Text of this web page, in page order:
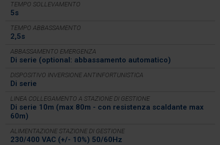
TEMPO SOLLEVAMENTO
5s
TEMPO ABBASSAMENTO
2,5s
ABBASSAMENTO EMERGENZA
Di serie (optional: abbassamento automatico)
DISPOSITIVO INVERSIONE ANTINFORTUNISTICA
Di serie
LINEA COLLEGAMENTO A STAZIONE DI GESTIONE
Di serie 10m (max 80m - con resistenza scaldante max
60m)
ALIMENTAZIONE STAZIONE DI GESTIONE
230/400 VAC (+/- 10%) 50/60Hz